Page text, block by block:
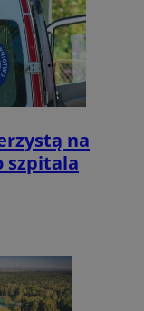
na
szpitala